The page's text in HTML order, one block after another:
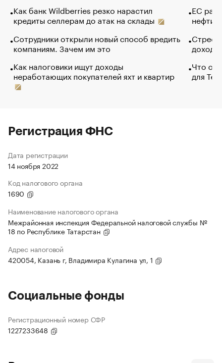
Как банк Wildberries резко нарастил
кредиты селлерам до атак на склады
Сотрудники открыли новый способ вредить
компаниям. Зачем им это
Как налоговики ищут доходы
неработающих покупателей яхт и квартир
ЕС
нефти
Что
для
Регистрация ФНС
Дата регистрации
14 ноября 2022
Код налогового органа
1690
Наименование налогового органа
Межрайонная инспекция Федеральной налоговой службы №
18 по Республике Татарстан
Адрес налоговой
420054, Казань г, Владимира Кулагина ул, 1
Социальные фонды
Регистрационный номер СФР
1227233648